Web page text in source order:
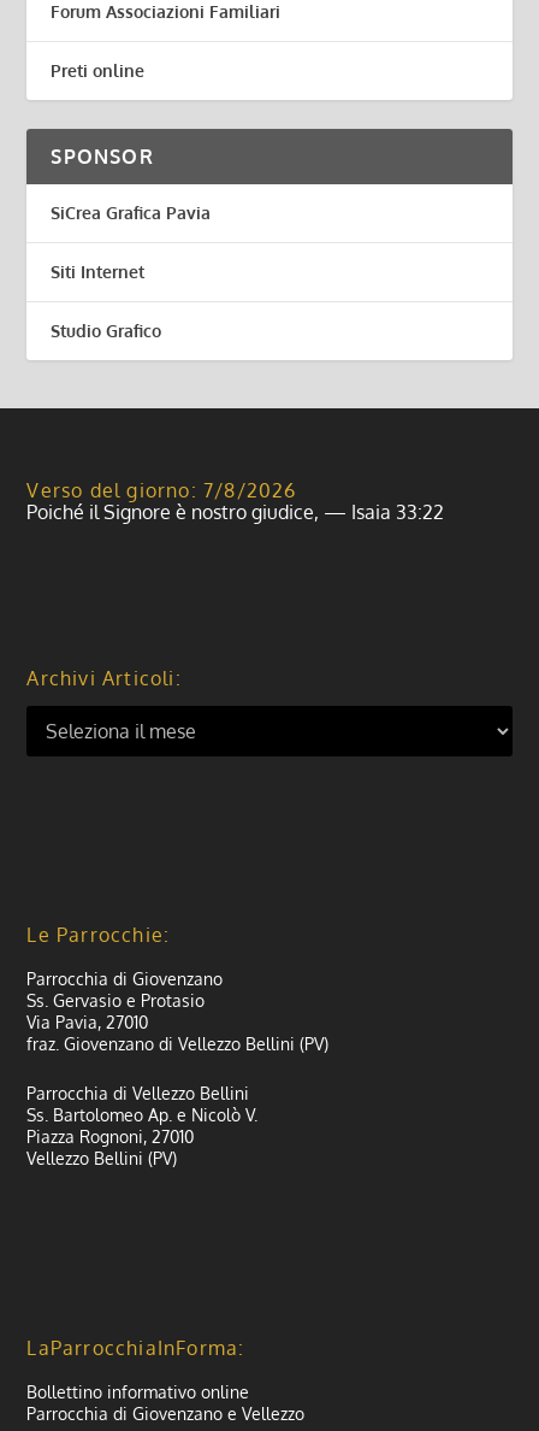
Forum Associazioni Familiari
Preti online
SPONSOR
SiCrea Grafica Pavia
Siti Internet
Studio Grafico
Verso del giorno: 7/8/2026
Poiché il Signore è nostro giudice, — Isaia 33:22
Archivi Articoli:
Le Parrocchie:
Parrocchia di Giovenzano
Ss. Gervasio e Protasio
Via Pavia, 27010
fraz. Giovenzano di Vellezzo Bellini (PV)
Parrocchia di Vellezzo Bellini
Ss. Bartolomeo Ap. e Nicolò V.
Piazza Rognoni, 27010
Vellezzo Bellini (PV)
LaParrocchiaInForma:
Bollettino informativo online
Parrocchia di Giovenzano e Vellezzo